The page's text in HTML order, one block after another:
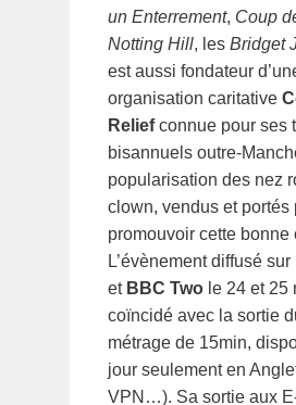
un Enterrement, Coup
Notting Hill, les Bridget
est aussi fondateur
organisation caritative
Reliefconnue pour ses
bisannuels outre-
popularisation des nez
clown, vendus et portés
promouvoir cette bonne
L’évènement diffusé sur
et BBC Two le 24 et 25
coïncidé avec la sortie
métrage de 15min,
jour seulement en
VPN…). Sa sortie aux